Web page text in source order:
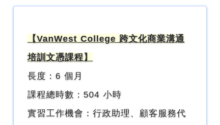
【VanWest College 跨文化商業溝通
培訓文憑課程】
長度：6 個月
課程總時數：504 小時
實習工作機會：行政助理、顧客服務代